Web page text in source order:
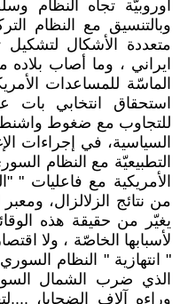
أوروبيّة تجاه النظام
وبالتنسيق مع النظام
متعددة الأشكال
ايراني ، وما أصاب
الماسّة للمساعدات
استحقاق انتخابي بات
للتجاوب مع ضغوط
السياسية، في إجراءات
التطبيعيّة مع النظام
الأمريكية مع فاعليات "
من نتائج الزلالزال،
يغيّر من حقيقة هذه
لأسبابها الخاصّة ، ولا
" انتهازية " النظام
الذي ضرب الشمال
وراءه آلاف الضحايا،